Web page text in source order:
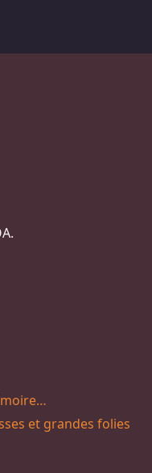
et grandes folies